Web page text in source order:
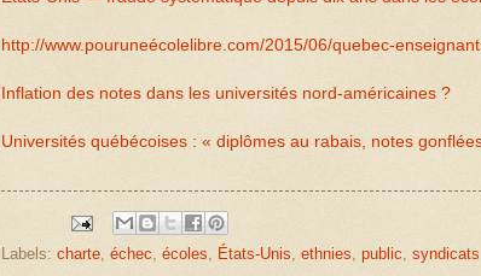
http://www.pouruneécolelibre.com/2015/06/quebec-
Inflation des notes dans les universités nord-américaines ?
Universités québécoises : « diplômes au rabais, notes
Labels: charte, échec, écoles, États-Unis, ethnies, public, syndicats